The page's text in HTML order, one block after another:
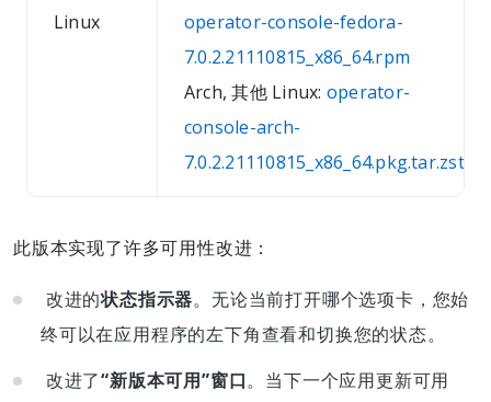
Linux
operator-console-fedora-
7.0.2.21110815_x86_64.rpm
Arch, 其他 Linux: operator-
console-arch-
7.0.2.21110815_x86_64.pkg.tar.zst
此版本实现了许多可用性改进：
改进的状态指示器。无论当前打开哪个选项卡，您始
终可以在应用程序的左下角查看和切换您的状态。
改进了“新版本可用”窗口。当下一个应用更新可用